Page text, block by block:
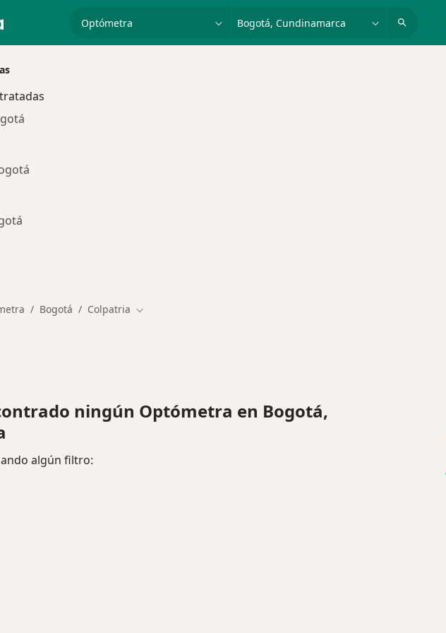
especialidad, enfermedad o nombre
p. ej. Bogotá
Bogotá Colpatria Cambiar de ciudad
ningún Optómetra en Bogotá,
algún filtro: